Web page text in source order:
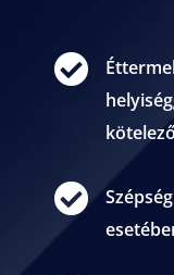

kötelező
